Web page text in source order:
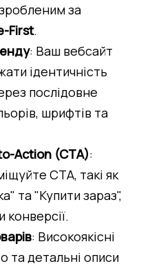
за
First.
: Ваш вебсайт
ідентичність
послідовне
шрифтів та
Action (CTA):
CTA, такі як
та "Купити зараз",
: Високоякісні
та детальні описи